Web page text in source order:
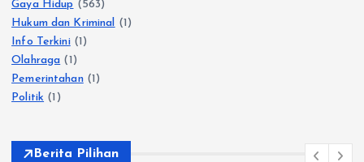
Gaya Hidup (563)
Hukum dan Kriminal (1)
Info Terkini(1)
Olahraga (1)
Pemerintahan(1)
Politik (1)
Berita Pilihan